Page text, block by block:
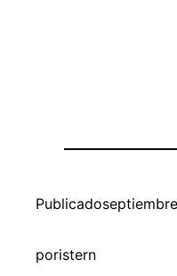
Publicado
poristern